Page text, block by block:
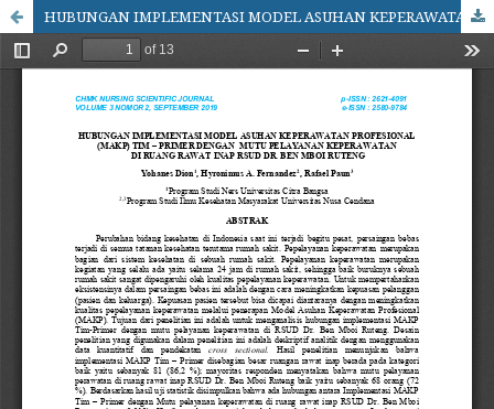
HUBUNGAN IMPLEMENTASI MODEL ASUHAN KEPERAWATAN PROFESIONAL (MAKP) TIM – PRIMER DENGAN MUTU PELAYANAN KEPERAWATAN DI RUANG RAWAT INAP RSUD DR. BEN MBOI RUTENG